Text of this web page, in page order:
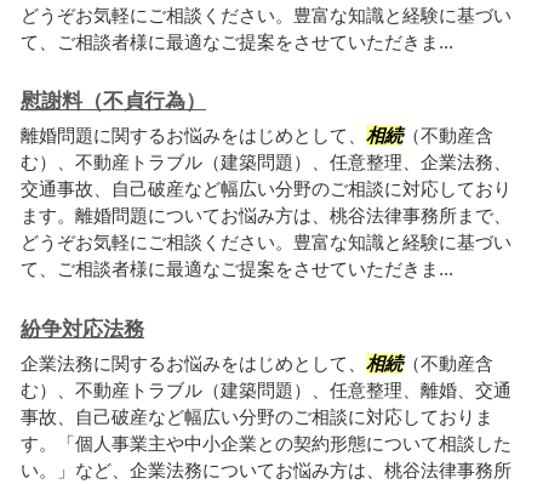
どうぞお気軽にご相談ください。豊富な知識と経験に基づい
て、ご相談者様に最適なご提案をさせていただきま...
慰謝料（不貞行為）
離婚問題に関するお悩みをはじめとして、 相続（不動産含
む）、不動産トラブル（建築問題）、任意整理、企業法務、
交通事故、自己破産など幅広い分野のご相談に対応しており
ます。離婚問題についてお悩み方は、桃谷法律事務所まで、
どうぞお気軽にご相談ください。豊富な知識と経験に基づい
て、ご相談者様に最適なご提案をさせていただきま...
紛争対応法務
企業法務に関するお悩みをはじめとして、 相続（不動産含
む）、不動産トラブル（建築問題）、任意整理、離婚、交通
事故、自己破産など幅広い分野のご相談に対応しておりま
す。「個人事業主や中小企業との契約形態について相談した
い。」など、企業法務についてお悩み方は、桃谷法律事務所